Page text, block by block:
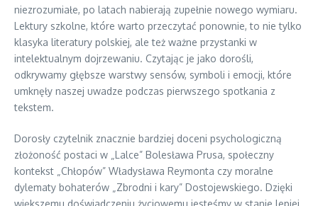
niezrozumiałe, po latach nabierają zupełnie nowego wymiaru.
Lektury szkolne, które warto przeczytać ponownie, to nie tylko
klasyka literatury polskiej, ale też ważne przystanki w
intelektualnym dojrzewaniu. Czytając je jako dorośli,
odkrywamy głębsze warstwy sensów, symboli i emocji, które
umknęły naszej uwadze podczas pierwszego spotkania z
tekstem.
Dorosły czytelnik znacznie bardziej doceni psychologiczną
złożoność postaci w „Lalce” Bolesława Prusa, społeczny
kontekst „Chłopów” Władysława Reymonta czy moralne
dylematy bohaterów „Zbrodni i kary” Dostojewskiego. Dzięki
większemu doświadczeniu życiowemu jesteśmy w stanie lepiej